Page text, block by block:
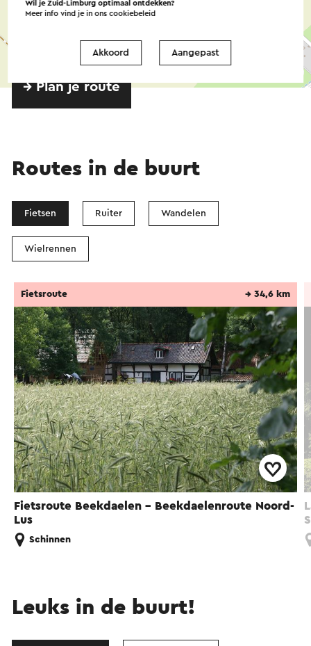
→ Plan je route
Routes in de buurt
Fietsen Ruiter Wandelen
Wielrennen
Fietsroute Beekdaelen - Beekdaelenroute Noord-
Lus
Fietsroute → 34,6 km
Schinnen
Leuks in de buurt!
Wil je Zuid-Limburg optimaal ontdekken?
Meer info vind je in onscookiebeleid
Akkoord Aangepast